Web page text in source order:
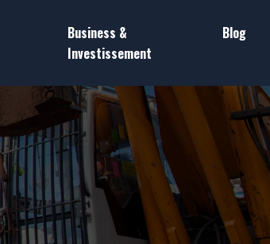
Business &
Investissement
Blog